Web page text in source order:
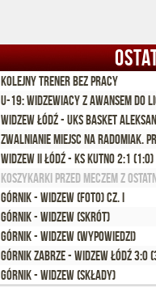
Kolejny trener bez pracy
U-19: Widzewiacy z awansem do
Widzew Łódź - UKS Basket
Zwalnianie miejsc na Radomiak.
Widzew II Łódź - KS Kutno 2:1 (1:0)
Koszykarki przed meczem z
Górnik - Widzew (foto) cz. I
Górnik - Widzew (skrót)
Górnik - Widzew (wypowiedzi)
Górnik Zabrze - Widzew Łódź 3:0
Górnik - Widzew (składy)